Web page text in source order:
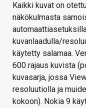
Kaikki kuvat on
näkökulmasta
kuvanlaadulla/
käytetty salamaa.
600 rajaus kuvista
kuvasarja, jossa
resoluutiolla ja
kokoon). Nokia 9